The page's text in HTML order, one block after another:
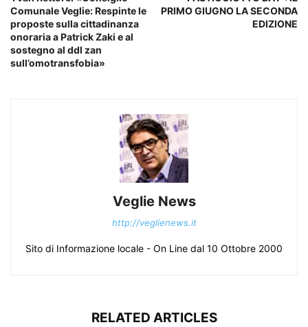
Comunale Veglie: Respinte le
proposte sulla cittadinanza
onoraria a Patrick Zaki e al
sostegno al ddl zan
sull’omotransfobia»
PRIMO GIUGNO LA SECONDA
EDIZIONE
Veglie News
http://veglienews.it
Sito di Informazione locale - On Line dal 10 Ottobre 2000
RELATED ARTICLES